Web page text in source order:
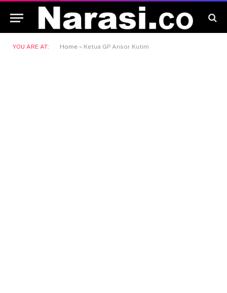
YOU ARE AT: Home » Ketua GP Ansor Kutim